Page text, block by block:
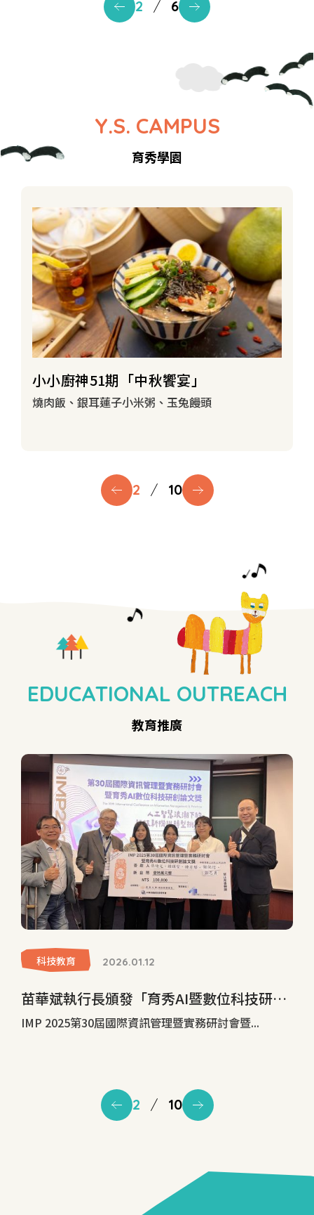
2 / 6
Y.S. CAMPUS
育秀學園
小小廚神51期「中秋饗宴」
燒肉飯、銀耳蓮子小米粥、玉兔饅頭
2 / 10
EDUCATIONAL OUTREACH
教育推廣
科技教育 2026.01.12
苗華斌執行長頒發「育秀AI暨數位科技研創論文獎」
IMP 2025第30屆國際資訊管理暨實務研討會暨...
2 / 10